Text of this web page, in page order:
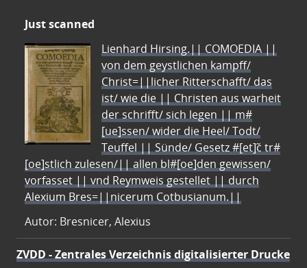
Just scanned
Lienhard Hirsing.|| COMOEDIA ||
von dem geystlichen kampff/
Christ=||licher Ritterschafft/ das
ist/ wie die || Christen aus warheit
der schrifft/ sich legen || m#
[ue]ssen/ wider die Heel/ Todt/
Teuffel || Sünde/ Gesetz #[et]c̃ tr#
[oe]stlich zulesen/|| allen bl#[oe]den gewissen/
vorfasset || vnd Reymweis gestellet || durch
Alexium Bres=||nicerum Cotbusianum.||
Autor: Bresnicer, Alexius
ZVDD - Zentrales Verzeichnis digitalisierter Drucke